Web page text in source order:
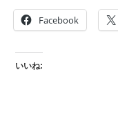
Facebook
いいね: